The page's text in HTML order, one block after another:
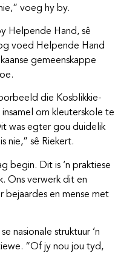
voeg hy by.
Helpende Hand, sê
voed Helpende Hand
gemeenskappe
die Kosblikkie-
om kleuterskole te
was egter gou duidelik
nie,” sê Riekert.
begin. Dit is ‘n praktiese
Ons verwerk dit en
bejaardes en mense met
nasionale struktuur ‘n
“Of jy nou jou tyd,